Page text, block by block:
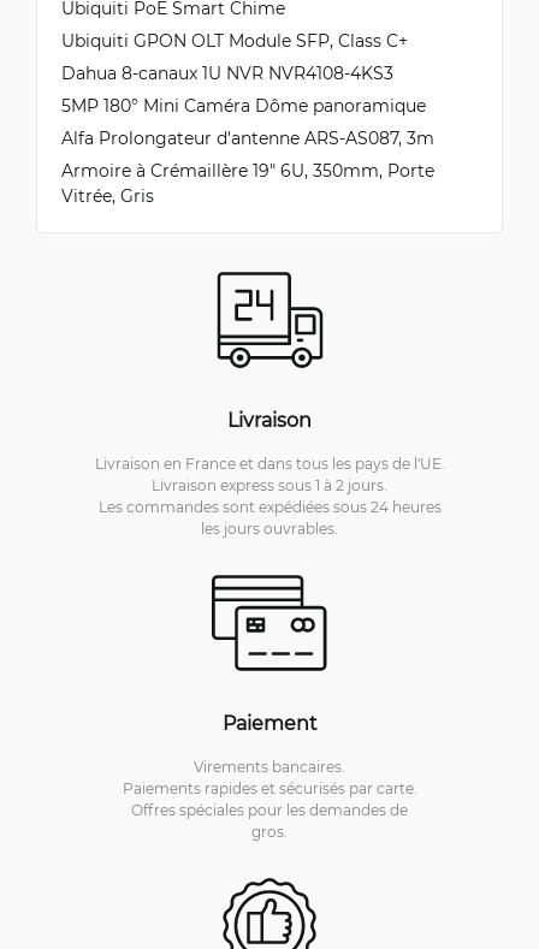
Ubiquiti PoE Smart Chime
Ubiquiti GPON OLT Module SFP, Class C+
Dahua 8-canaux 1U NVR NVR4108-4KS3
5MP 180° Mini Caméra Dôme panoramique
Alfa Prolongateur d'antenne ARS-AS087, 3m
Armoire à Crémaillère 19" 6U, 350mm, Porte
Vitrée, Gris
Livraison
Livraison en France et dans tous les pays de l'UE.
Livraison express sous 1 à 2 jours.
Les commandes sont expédiées sous 24 heures
les jours ouvrables.
Paiement
Virements bancaires.
Paiements rapides et sécurisés par carte.
Offres spéciales pour les demandes de
gros.